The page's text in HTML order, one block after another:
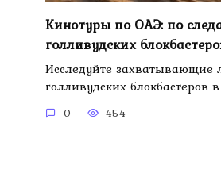
Кинотуры по ОАЭ: по
голливудских
Исследуйте захватывающие
голливудских блокбастеров
0 454